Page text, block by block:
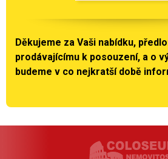
Děkujeme za Vaši nabídku,
prodávajícímu k posouzení, a o
budeme v co nejkratší době